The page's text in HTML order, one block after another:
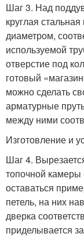
Шаг 3. Над
круглая
диаметром,
используемой
отверстие под
готовый
можно сделать
арматурные
между ними
Изготовление и
Шаг 4.
топочной
оставаться
петель, на них
дверка
приделывается